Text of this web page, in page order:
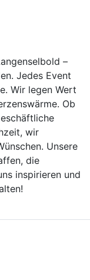
–
Jedes Event
Wir legen Wert
Ob
wir
Unsere
die
inspirieren und